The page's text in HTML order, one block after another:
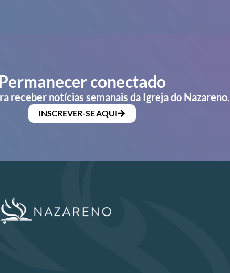
conectado
receber notícias semanais da Igreja do Nazareno.
INSCREVER-SE AQUI